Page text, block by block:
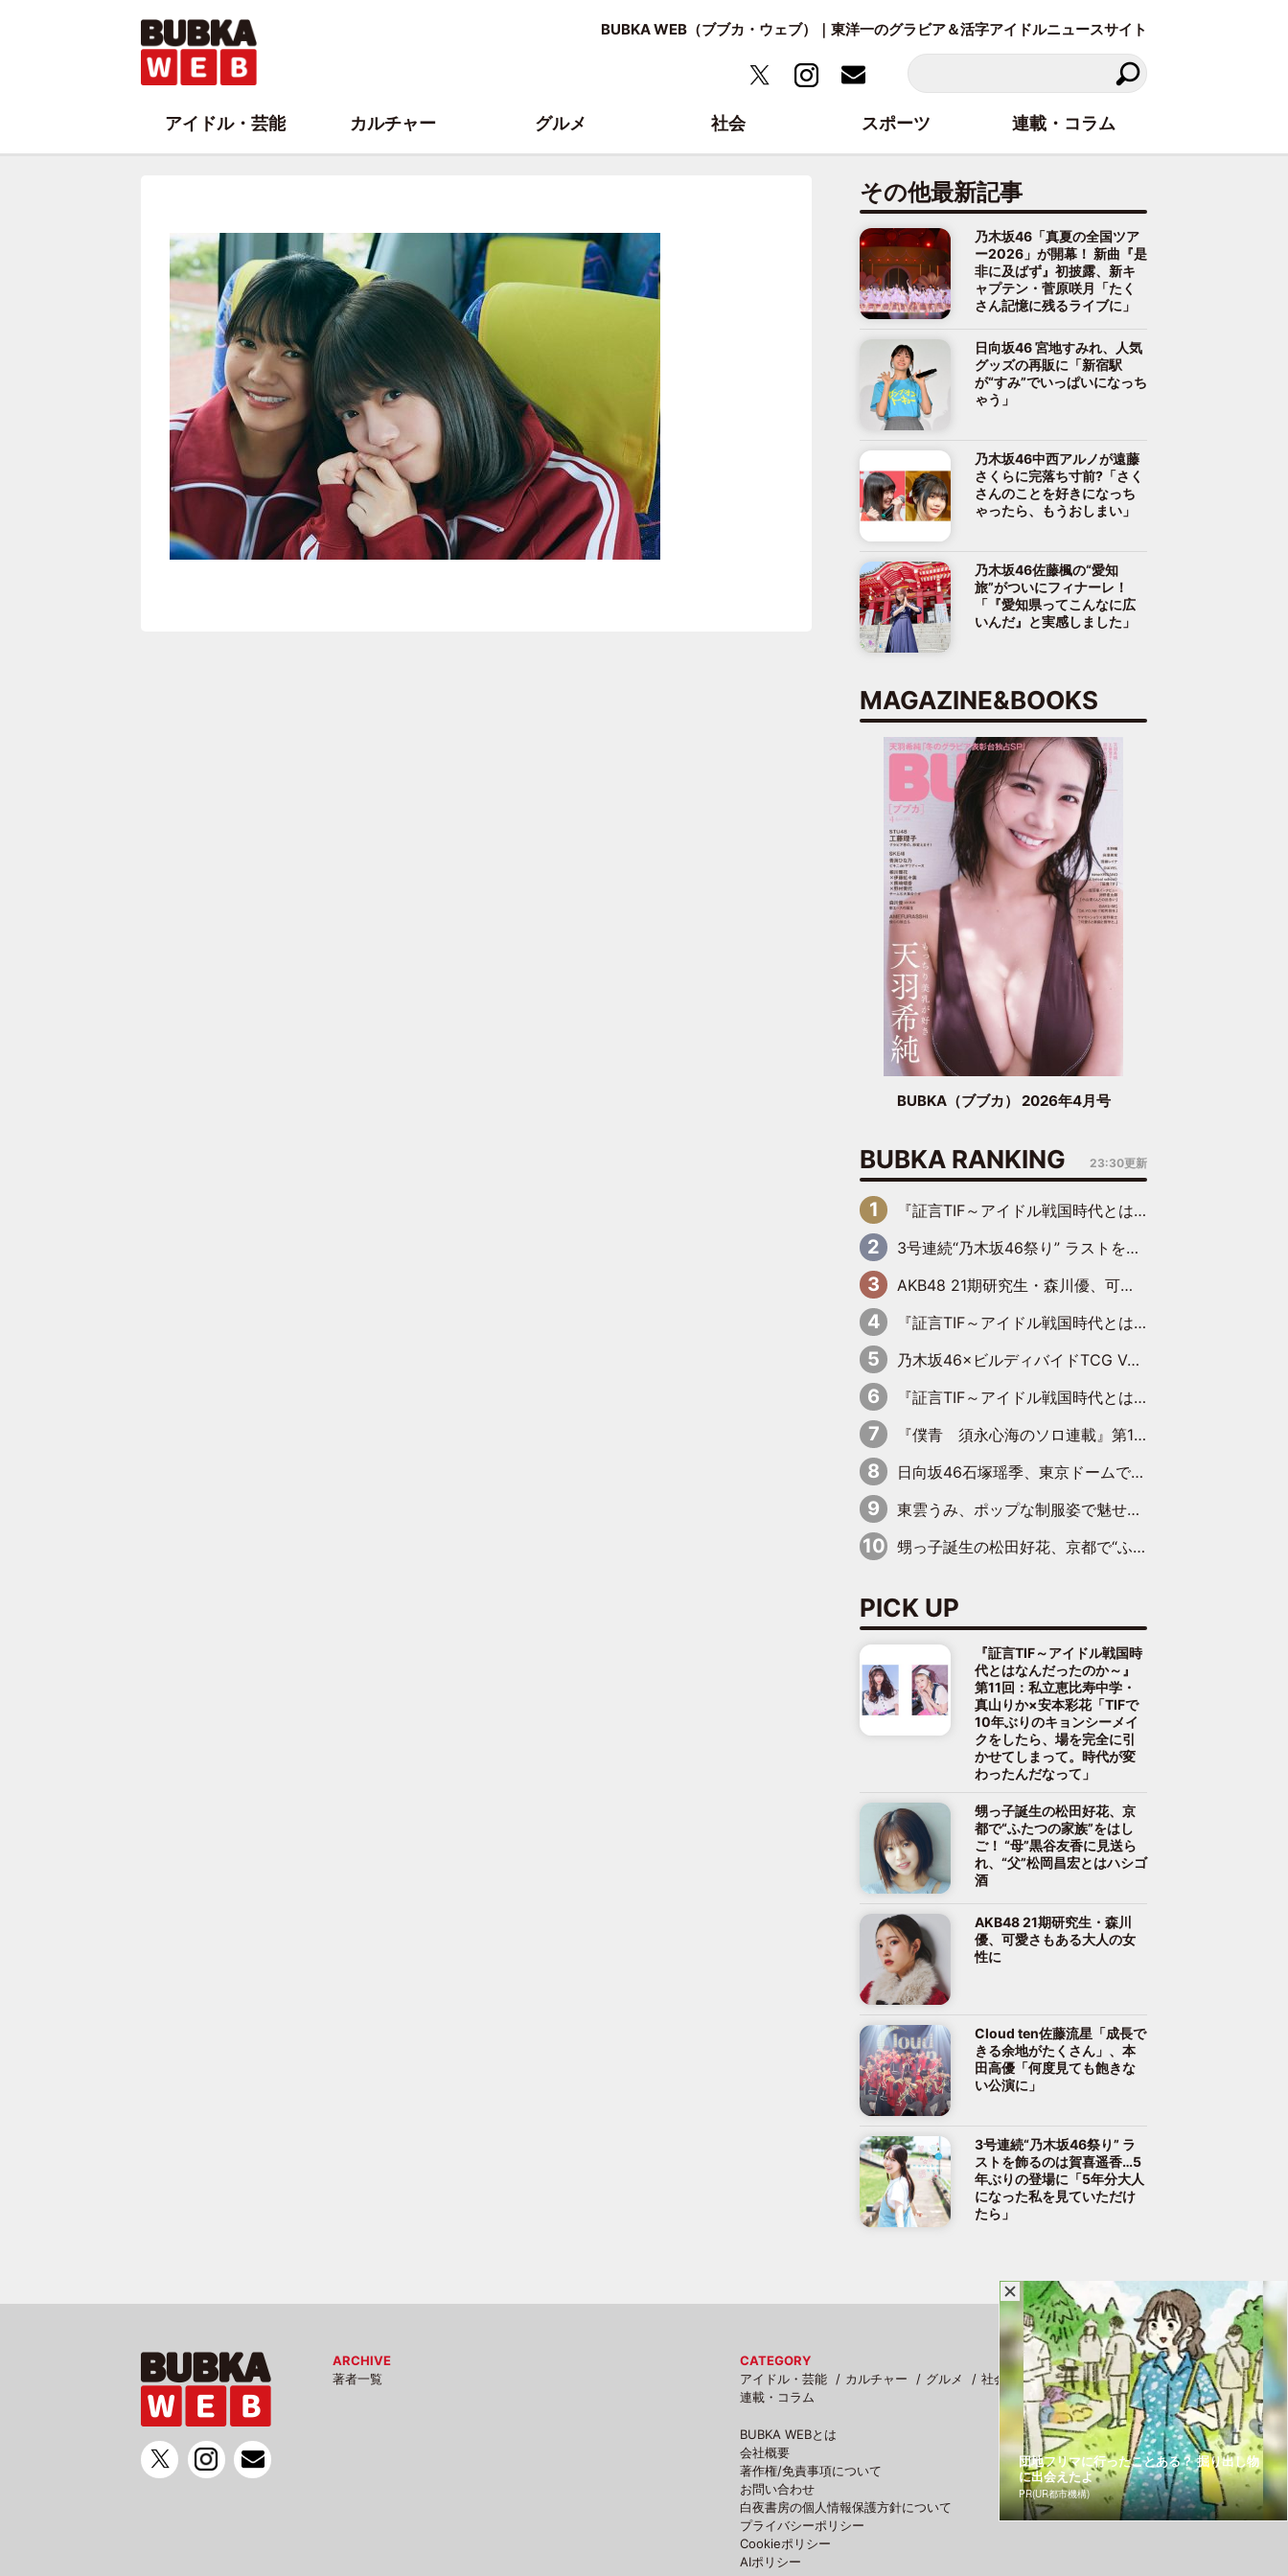
BUBKA WEB（ブブカ・ウェブ）｜東洋一のグラビア＆活字アイドルニュースサイト
その他最新記事
乃木坂46「真夏の全国ツア
ー2026」が開幕！ 新曲『是
非に及ばず』初披露、新キ
ャプテン・菅原咲月「たく
さん記憶に残るライブに」
日向坂46 宮地すみれ、人気
グッズの再販に「新宿駅
が“すみ”でいっぱいになっち
ゃう」
乃木坂46中西アルノが遠藤
さくらに完落ち寸前?「さく
さんのことを好きになっち
ゃったら、もうおしまい」
乃木坂46佐藤楓の“愛知
旅”がついにフィナーレ！
「『愛知県ってこんなに広
いんだ』と実感しました」
MAGAZINE&BOOKS
BUBKA（ブブカ） 2026年4月号
BUBKA RANKING 23:30更新
『証言TIF～アイドル戦国時代とはなんだったのか～』第6回：でんぱ組.inc・古川未鈴×相沢梨紗「『ハロプロやりたかったな』って言ったら、夢眠ねむさんに『てめえはでんぱ組．incなんだよ！』って肩パンされて(笑)」
3号連続“乃木坂46祭り” ラストを飾るのは賀喜遥香…5年ぶりの登場に「5年分大人になった私を見ていただけたら」
AKB48 21期研究生・森川優、可愛さもある大人の女性に
『証言TIF～アイドル戦国時代とはなんだったのか～』第10回：さくら学院・武藤彩未×飯田らうら「正直、中3で辞めるというのを信じてなくて。そう言われてはいたけど、嘘でしょって」
乃木坂46×ビルディバイドTCG Vol.2公開 賀喜遥香＆田村真佑が『京まふ』ステージに登壇
『証言TIF～アイドル戦国時代とはなんだったのか～』第11回：私立恵比寿中学・真山りか×安本彩花「TIFで10年ぶりのキョンシーメイクをしたら、場を完全に引かせてしまって。時代が変わったんだなって」
『僕青 須永心海のソロ連載』第18回：「バーゲンセールハンターみうな inしまむら」編
日向坂46石塚瑶季、東京ドームで“観戦バレ”！ ナイツ・塙も認めた「巨人に詳しすぎるアイドル」は元VENUSスクール生で杉内コーチ推し⁉
東雲うみ、ポップな制服姿で魅せる“東雲グリーン”の正体
甥っ子誕生の松田好花、京都で“ふたつの家族”をはしご！ “母”黒谷友香に見送られ、“父”松岡昌宏とはハシゴ酒
PICK UP
『証言TIF～アイドル戦国時
代とはなんだったのか～』
第11回：私立恵比寿中学・
真山りか×安本彩花「TIFで
10年ぶりのキョンシーメイ
クをしたら、場を完全に引
かせてしまって。時代が変
わったんだなって」
甥っ子誕生の松田好花、京
都で“ふたつの家族”をはし
ご！ “母”黒谷友香に見送ら
れ、“父”松岡昌宏とはハシゴ
酒
AKB48 21期研究生・森川
優、可愛さもある大人の女
性に
Cloud ten佐藤流星「成長で
きる余地がたくさん」、本
田高優「何度見ても飽きな
い公演に」
3号連続“乃木坂46祭り” ラ
ストを飾るのは賀喜遥香…5
年ぶりの登場に「5年分大人
になった私を見ていただけ
たら」
ARCHIVE
著者一覧
CATEGORY
アイドル・芸能
カルチャー グルメ 社会
スポーツ
連載・コラム
BUBKA WEBとは
会社概要
著作権/免責事項について
お問い合わせ
白夜書房の個人情報保護方針について
プライバシーポリシー
Cookieポリシー
AIポリシー
アイドル・芸能 カルチャー グルメ 社会 スポーツ 連載・コラム
団地フリマに行ったことある？ 掘り出し物
に出会えたよ
PR(UR都市機構)